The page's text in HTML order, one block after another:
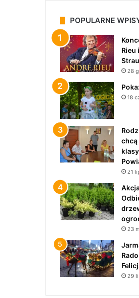
POPULARNE
Rieu
28
18
21
23
29